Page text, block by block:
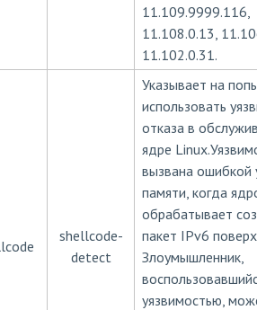
11.109.9999.116,
11.108.0.13,
11.102.0.31.
shellcode-
detect
Указывает на
использовать
отказа в
ядре
вызвана ошибкой
памяти, когда
обрабатывает
пакет IPv6
Злоумышленник,
уязвимостью,